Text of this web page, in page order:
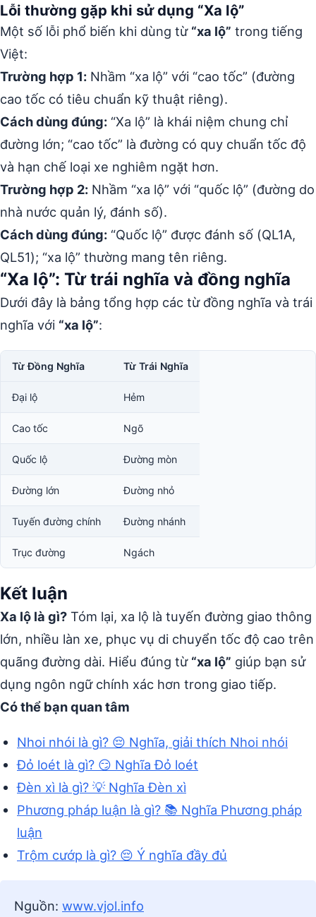
Lỗi thường gặp khi sử dụng “Xa lộ”
Một số lỗi phổ biến khi dùng từ “xa lộ” trong tiếng
Việt:
Trường hợp 1: Nhầm “xa lộ” với “cao tốc” (đường
cao tốc có tiêu chuẩn kỹ thuật riêng).
Cách dùng đúng: “Xa lộ” là khái niệm chung chỉ
đường lớn; “cao tốc” là đường có quy chuẩn tốc độ
và hạn chế loại xe nghiêm ngặt hơn.
Trường hợp 2: Nhầm “xa lộ” với “quốc lộ” (đường do
nhà nước quản lý, đánh số).
Cách dùng đúng: “Quốc lộ” được đánh số (QL1A,
QL51); “xa lộ” thường mang tên riêng.
“Xa lộ”: Từ trái nghĩa và đồng nghĩa
Dưới đây là bảng tổng hợp các từ đồng nghĩa và trái
nghĩa với “xa lộ”:
Từ Đồng Nghĩa Từ Trái Nghĩa
Đại lộ Hẻm
Cao tốc Ngõ
Quốc lộ Đường mòn
Đường lớn Đường nhỏ
Tuyến đường chính Đường nhánh
Trục đường Ngách
Kết luận
Xa lộ là gì? Tóm lại, xa lộ là tuyến đường giao thông
lớn, nhiều làn xe, phục vụ di chuyển tốc độ cao trên
quãng đường dài. Hiểu đúng từ “xa lộ” giúp bạn sử
dụng ngôn ngữ chính xác hơn trong giao tiếp.
Có thể bạn quan tâm
Nhoi nhói là gì? 😔 Nghĩa, giải thích Nhoi nhói
Đỏ loét là gì? 😏 Nghĩa Đỏ loét
Đèn xì là gì? 💡 Nghĩa Đèn xì
Phương pháp luận là gì? 📚 Nghĩa Phương pháp
luận
Trộm cướp là gì? 😔 Ý nghĩa đầy đủ
Nguồn: www.vjol.info